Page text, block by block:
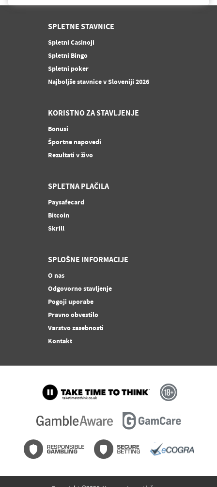
SPLETNE STAVNICE
Spletni Casinoji
Spletni Bingo
Spletni poker
Najboljše stavnice v Sloveniji 2026
KORISTNO ZA STAVLJENJE
Bonusi
Športne napovedi
Rezultati v živo
SPLETNA PLAČILA
Paysafecard
Bitcoin
Skrill
SPLOŠNE INFORMACIJE
O nas
Odgovorno stavljenje
Pogoji uporabe
Pravno obvestilo
Varstvo zasebnosti
Kontakt